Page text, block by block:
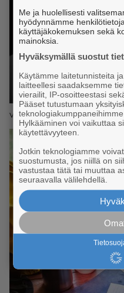
Vieraskirjaan pitää aina jättää
Me ja huolellisesti
hyödynnämme
käyttäjäkokemuksen sekä
mainoksia.
Hyväksymällä suostut
Käytämme laitetunnisteita
laitteellesi saadaksemme
vierailit, IP-osoitteestasi
Pääset tutustumaan
Hylkääminen voi vaikuttaa
käytettävyyteen.
Jotkin teknologiamme
suostumusta, jos niillä on
vastustaa tätä tai muuttaa
seuraavalla välilehdellä.